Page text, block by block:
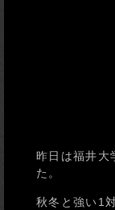
昨日は福井
た。
秋冬と強い1